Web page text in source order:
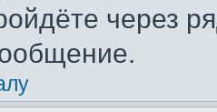
через